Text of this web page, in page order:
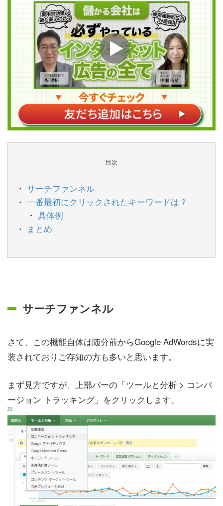
目次
サーチファンネル
一番最初にクリックされたキーワードは？
具体例
まとめ
サーチファンネル
さて、この機能自体は随分前からGoogle AdWordsに実
装されておりご存知の方も多いと思います。
まず見方ですが、上部バーの「ツールと分析 > コンバ
ージョン トラッキング」をクリックします。